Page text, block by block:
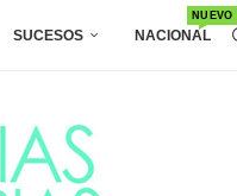
SUCESOS NACIONAL
NUEVO